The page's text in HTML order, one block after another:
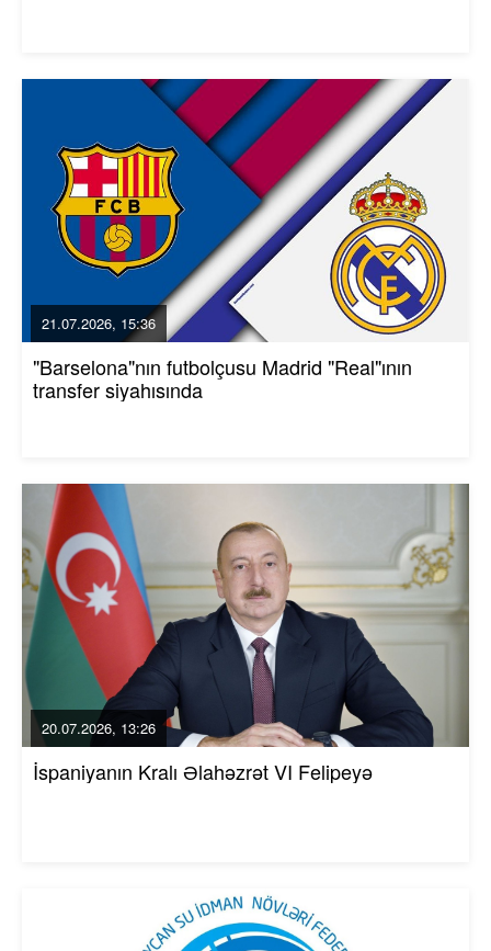
21.07.2026, 15:36
"Barselona"nın futbolçusu Madrid "Real"ının
transfer siyahısında
20.07.2026, 13:26
İspaniyanın Kralı Əlahəzrət VI Felipeyə